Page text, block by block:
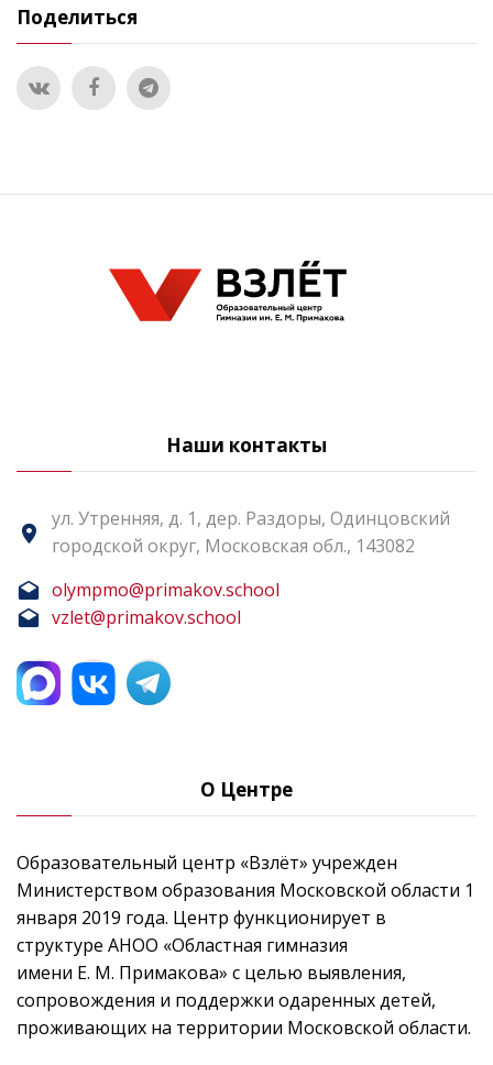
Поделиться
Наши контакты
ул. Утренняя, д. 1, дер. Раздоры, Одинцовский
городской округ, Московская обл., 143082
olympmo@primakov.school
vzlet@primakov.school
О Центре
Образовательный центр «Взлёт» учрежден
Министерством образования Московской области 1
января 2019 года. Центр функционирует в
структуре АНОО «Областная гимназия
имени Е. М. Примакова» с целью выявления,
сопровождения и поддержки одаренных детей,
проживающих на территории Московской области.